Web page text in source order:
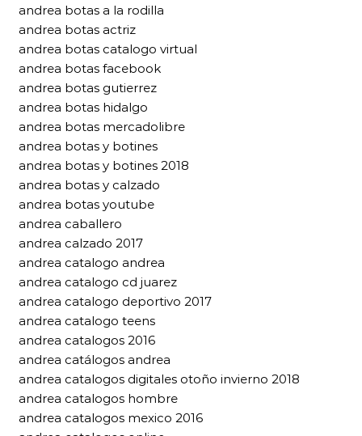
andrea botas a la rodilla
andrea botas actriz
andrea botas catalogo virtual
andrea botas facebook
andrea botas gutierrez
andrea botas hidalgo
andrea botas mercadolibre
andrea botas y botines
andrea botas y botines 2018
andrea botas y calzado
andrea botas youtube
andrea caballero
andrea calzado 2017
andrea catalogo andrea
andrea catalogo cd juarez
andrea catalogo deportivo 2017
andrea catalogo teens
andrea catalogos 2016
andrea catálogos andrea
andrea catalogos digitales otoño invierno 2018
andrea catalogos hombre
andrea catalogos mexico 2016